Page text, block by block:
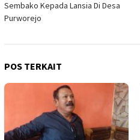
Sembako Kepada Lansia Di Desa
Purworejo
POS TERKAIT